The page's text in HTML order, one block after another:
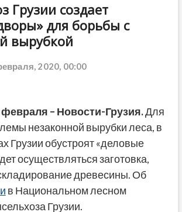
Грузии создает
для борьбы с
вырубкой
2020, 00:00
– Новости-Грузия.Для
незаконной вырубки леса, в
Грузии обустроят «деловые
осуществляться заготовка,
древесины. Об
в Национальном лесном
Грузии.